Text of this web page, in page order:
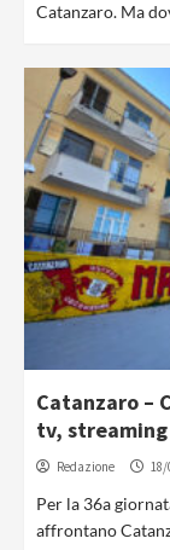
Catanzaro. Ma
Catanzaro –
tv,
Redazione 18/
Per la 36a
affrontano